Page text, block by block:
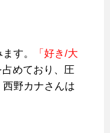
す。
「好き/大
占めており、圧
野カナさんは